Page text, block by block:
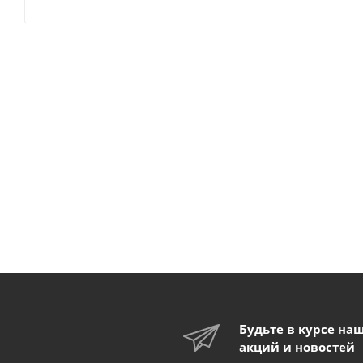
Будьте в курсе
акций и новостей